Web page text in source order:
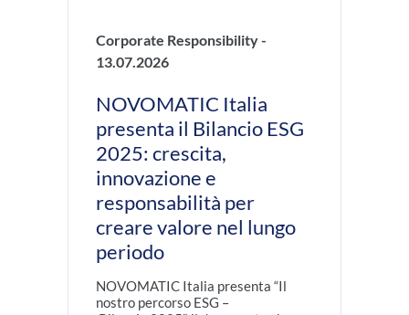
Corporate Responsibility -
13.07.2026
NOVOMATIC Italia
presenta il Bilancio ESG
2025: crescita,
innovazione e
responsabilità per
creare valore nel lungo
periodo
NOVOMATIC Italia presenta “Il
nostro percorso ESG –